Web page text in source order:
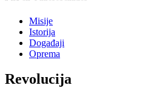
Misije
Istorija
Događaji
Oprema
Revolucija